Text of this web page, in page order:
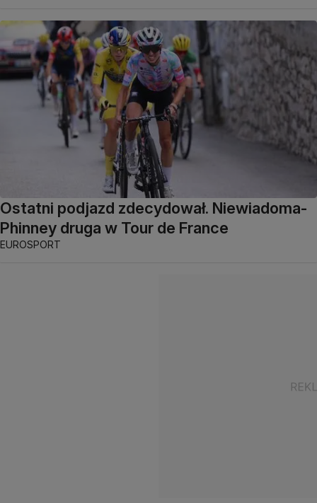
Ostatni podjazd zdecydował. Niewiadoma-
Phinney druga w Tour de France
EUROSPORT